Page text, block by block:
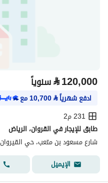
⃁120,000 سنوياً
ادفع شهرياً⃁
10,700مع
231 م2
طابق للإيجار في القروان، الرياض
شارع مسعود بن متعب، حي
الإيميل